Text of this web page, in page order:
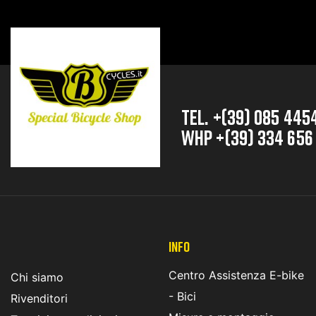
TEL. +(39) 085
whp +(39) 334 656
Chi siamo
Rivenditori
INFO
Centro Assistenza E-bike
- Bici